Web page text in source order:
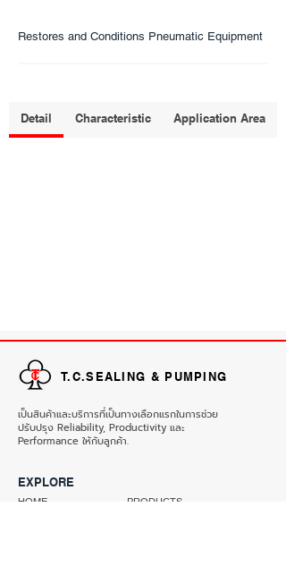
Restores and Conditions Pneumatic Equipment
Detail Characteristic Application Area
T.C.SEALING & PUMPING
เป็นสินค้าและบริการที่เป็นทางเลือกแรกในการช่วย
ปรับปรุง Reliability, Productivity และ
Performance ให้กับลูกค้า.
EXPLORE
HOME
PRODUCTS